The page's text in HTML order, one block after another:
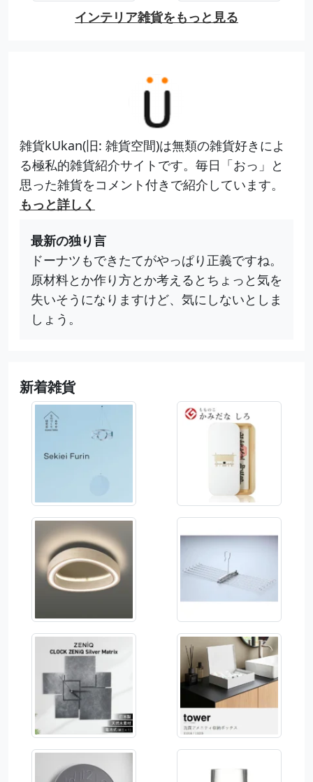
インテリア雑貨をもっと見る
雑貨kUkan(旧: 雑貨空間)は無類の雑貨好きによ
る極私的雑貨紹介サイトです。毎日「おっ」と
思った雑貨をコメント付きで紹介しています。
もっと詳しく
最新の独り言
ドーナツもできたてがやっぱり正義ですね。
原材料とか作り方とか考えるとちょっと気を
失いそうになりますけど、気にしないとしま
しょう。
新着雑貨